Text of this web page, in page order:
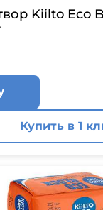
Kiilto Eco
Купить в 1